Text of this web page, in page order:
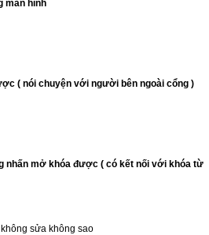
màn hình
( nói chuyện với người bên ngoài cổng )
nhấn mở khóa được ( có kết nối với khóa từ
sửa không sao